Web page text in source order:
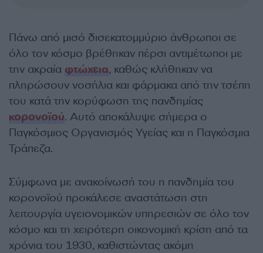
Πάνω από μισό δισεκατομμύριο άνθρωποι σε
όλο τον κόσμο βρέθηκαν πέρσι αντιμέτωποι με
την ακραία φτώχεια, καθώς κλήθηκαν να
πληρώσουν νοσήλια και φάρμακα από την τσέπη
του κατά την κορύφωση της πανδημίας
κορονοϊού. Αυτό αποκάλυψε σήμερα ο
Παγκόσμιος Οργανισμός Υγείας και η Παγκόσμια
Τράπεζα.
Σύμφωνα με ανακοίνωσή του η πανδημία του
κορονοϊού προκάλεσε αναστάτωση στη
λειτουργία υγειονομικών υπηρεσιών σε όλο τον
κόσμο και τη χειρότερη οικονομική κρίση από τα
χρόνια του 1930, καθιστώντας ακόμη